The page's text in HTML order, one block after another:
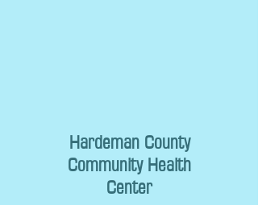
Hardeman County
Community Health
Center